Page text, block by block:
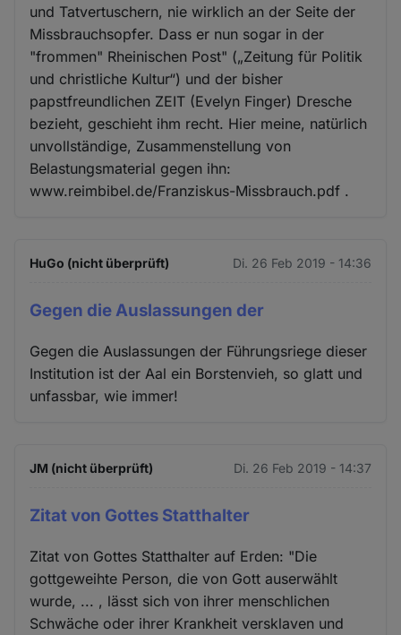
und Tatvertuschern, nie wirklich an der Seite der
Missbrauchsopfer. Dass er nun sogar in der
"frommen" Rheinischen Post" („Zeitung für Politik
und christliche Kultur“) und der bisher
papstfreundlichen ZEIT (Evelyn Finger) Dresche
bezieht, geschieht ihm recht. Hier meine, natürlich
unvollständige, Zusammenstellung von
Belastungsmaterial gegen ihn:
www.reimbibel.de/Franziskus-Missbrauch.pdf .
HuGo (nicht überprüft) Di. 26 Feb 2019 - 14:36
Gegen die Auslassungen der
Gegen die Auslassungen der Führungsriege dieser
Institution ist der Aal ein Borstenvieh, so glatt und
unfassbar, wie immer!
JM (nicht überprüft) Di. 26 Feb 2019 - 14:37
Zitat von Gottes Statthalter
Zitat von Gottes Statthalter auf Erden: "Die
gottgeweihte Person, die von Gott auserwählt
wurde, ... , lässt sich von ihrer menschlichen
Schwäche oder ihrer Krankheit versklaven und